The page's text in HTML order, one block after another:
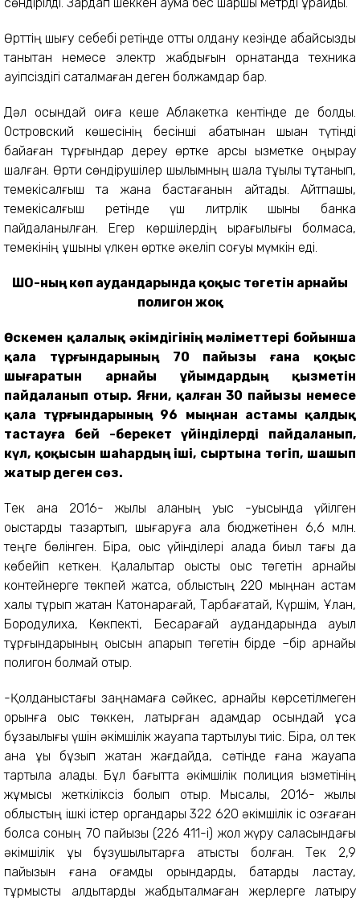
Өрттің шығу себебі ретінде отты қолдану кезінде абайсыздық
танытқан немесе электр жабдығын орнатқанда техника
қауіпсіздігі сақталмаған деген болжамдар бар.
Дәл осындай оқиға кеше Аблакетка кентінде де болды.
Островский көшесінің бесінші қабатынан шыққан түтінді
байқаған тұрғындар дереу өртке қарсы қызметке қоңырау
шалған. Өрти сөндірушілер шылымның шала тұқылы тұтанып,
темекісалғыш та жана бастағанын айтады. Айтпақшы,
темекісалғыш ретінде үш литрлік шыны банка
пайдаланылған. Егер көршілердің қырағылығы болмаса,
темекінің ұшқыны үлкен өртке әкеліп соғуы мүмкін еді.
ШҚО-ның көп аудандарында қоқыс төгетін арнайы
полигон жоқ
Өскемен қалалық әкімдігінің мәліметтері бойынша
қала тұрғындарының 70 пайызы ғана қоқыс
шығаратын арнайы ұйымдардың қызметін
пайдаланып отыр. Яғни, қалған 30 пайызы немесе
қала тұрғындарының 96 мыңнан астамы қалдық
тастауға бей -берекет үйінділерді пайдаланып,
күл, қоқысын шаһардың іші, сыртына төгіп, шашып
жатыр деген сөз.
Тек қана 2016- жылы қаланың қуыс -қуысында үйілген
қоқыстарды тазартып, шығаруға қала бюджетінен 6,6 млн.
теңге бөлінген. Бірақ, қоқыс үйінділері қалада биыл тағы да
көбейіп кеткен. Қалалықтар қоқысты қоқыс төгетін арнайы
контейнерге төкпей жатса, облыстың 220 мыңнан астам
халқы тұрып жатқан Катонқарағай, Тарбағатай, Күршім, Ұлан,
Бородулиха, Көкпекті, Бесқарағай аудандарында ауыл
тұрғындарының қоқысын апарып төгетін бірде –бір арнайы
полигон болмай отыр.
-Қолданыстағы заңнамаға сәйкес, арнайы көрсетілмеген
орынға қоқыс төккен, лақтырған адамдар осындай ұсақ
бұзақылығы үшін әкімшілік жауапқа тартылуы тиіс. Бірақ, ол тек
қана құқық бұзып жатқан жағдайда, сәтінде ғана жауапқа
тартыла алады. Бұл бағытта әкімшілік полиция қызметінің
жұмысы жеткіліксіз болып отыр. Мысалы, 2016- жылы
облыстың ішкі істер органдары 322 620 әкімшілік іс қозғаған
болса соның 70 пайызы (226 411-і) жол жүру саласындағы
әкімшілік құқық бұзушылықтарға қатысты болған. Тек 2,9
пайызын ғана қоғамдық орындарды, бақтарды ластау,
тұрмыстық қалдықтарды жабдықталмаған жерлерге лақтыру